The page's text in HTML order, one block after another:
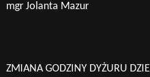
mgr Jolanta Mazur
ZMIANA GODZINY DYŻURU